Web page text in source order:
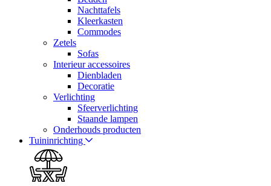
Nachttafels
Kleerkasten
Commodes
Zetels
Sofas
Interieur accessoires
Dienbladen
Decoratie
Verlichting
Sfeerverlichting
Staande lampen
Onderhouds producten
Tuininrichting